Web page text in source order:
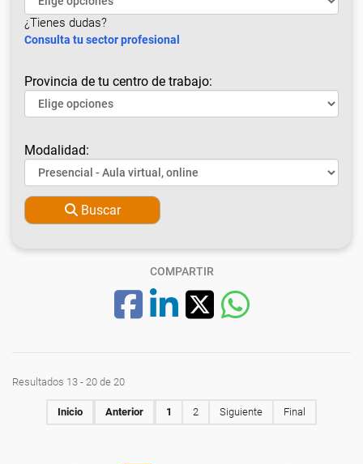
¿Tienes dudas?
Consulta tu sector profesional
Provincia de tu centro de trabajo:
Modalidad:
Buscar
COMPARTIR
Resultados 13 - 20 de 20
Inicio Anterior 1 2 Siguiente Final